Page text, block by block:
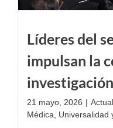
Líderes del
impulsan la
21 mayo, 2026 |
Médica
Universalidad